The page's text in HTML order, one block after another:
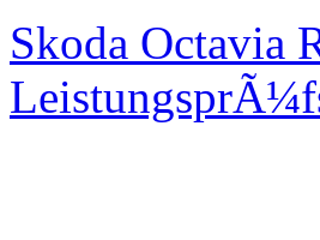
Skoda Octavia